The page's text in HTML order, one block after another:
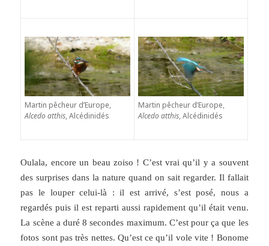
Martin pêcheur d’Europe,
Alcedo atthis, Alcédinidés
Martin pêcheur d’Europe,
Alcedo atthis, Alcédinidés
Oulala, encore un beau zoiso ! C’est vrai qu’il y a souvent
des surprises dans la nature quand on sait regarder. Il fallait
pas le louper celui-là : il est arrivé, s’est posé, nous a
regardés puis il est reparti aussi rapidement qu’il était venu.
La scène a duré 8 secondes maximum. C’est pour ça que les
fotos sont pas très nettes. Qu’est ce qu’il vole vite ! Bonome